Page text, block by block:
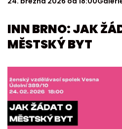
INN BRNO: JAK
MĚSTSKÝ BYT